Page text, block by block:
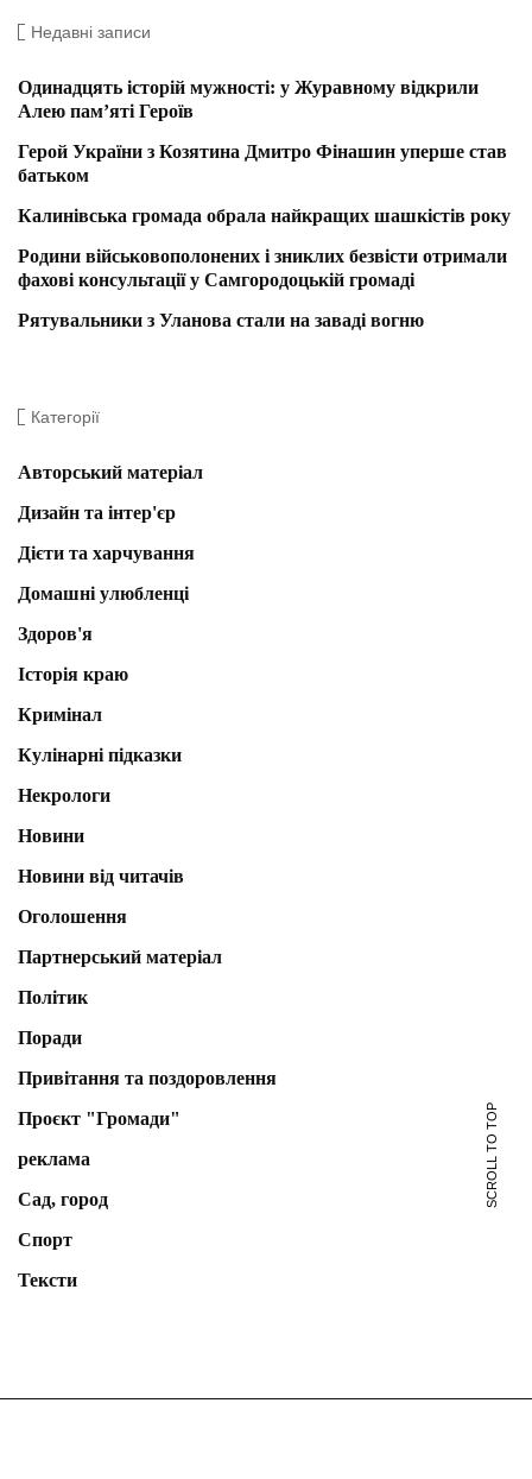
Недавні записи
Одинадцять історій мужності: у Журавному відкрили
Алею пам’яті Героїв
Герой України з Козятина Дмитро Фінашин уперше став
батьком
Калинівська громада обрала найкращих шашкістів року
Родини військовополонених і зниклих безвісти отримали
фахові консультації у Самгородоцькій громаді
Рятувальники з Уланова стали на заваді вогню
Категорії
Авторський матеріал
Дизайн та інтер'єр
Дієти та харчування
Домашні улюбленці
Здоров'я
Історія краю
Кримінал
Кулінарні підказки
Некрологи
Новини
Новини від читачів
Оголошення
Партнерський матеріал
Політик
Поради
Привітання та поздоровлення
Проєкт "Громади"
реклама
Сад, город
Спорт
Тексти
SCROLL TO TOP